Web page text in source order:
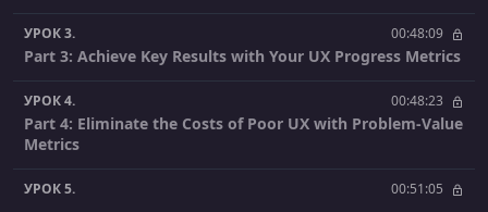
УРОК 3. 00:48:09
Part 3: Achieve Key Results with Your UX Progress Metrics
УРОК 4. 00:48:23
Part 4: Eliminate the Costs of Poor UX with Problem-Value
Metrics
УРОК 5. 00:51:05